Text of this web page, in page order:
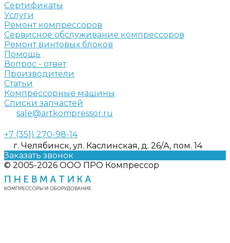
Сертификаты
Услуги
Ремонт компрессоров
Сервисное обслуживание компрессоров
Ремонт винтовых блоков
Помощь
Вопрос - ответ
Производители
Статьи
Компрессорные машины
Списки запчастей
sale@artkompressor.ru
+7 (351) 270-98-14
г. Челябинск, ул. Каслинская, д. 26/А, пом. 14
Заказать звонок
© 2005-2026 ООО ПРО Компрессор